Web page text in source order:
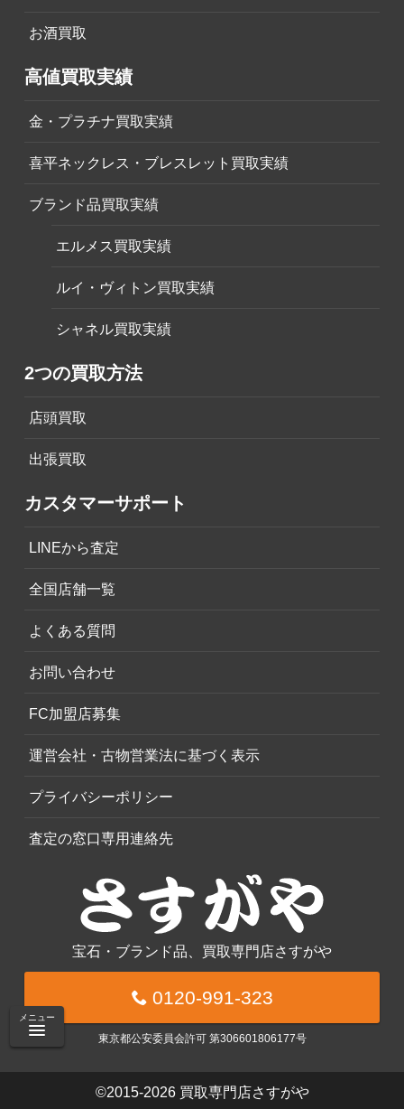
メニュー
お酒買取
高値買取実績
金・プラチナ買取実績
喜平ネックレス・ブレスレット買取実績
ブランド品買取実績
エルメス買取実績
ルイ・ヴィトン買取実績
シャネル買取実績
2つの買取方法
店頭買取
出張買取
カスタマーサポート
LINEから査定
全国店舗一覧
よくある質問
お問い合わせ
FC加盟店募集
運営会社・古物営業法に基づく表示
プライバシーポリシー
査定の窓口専用連絡先
宝石・ブランド品、買取専門店さすがや
0120-991-323
東京都公安委員会許可 第306601806177号
©2015-2026 買取専門店さすがや